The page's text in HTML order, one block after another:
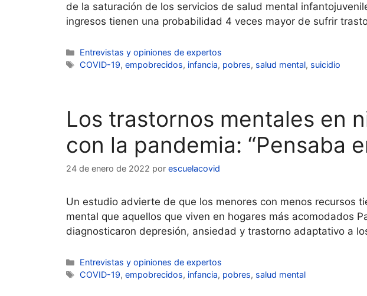
de la saturación de los servicios de salud mental
ingresos tienen una probabilidad 4 veces mayor de sufrir
Categorías
Entrevistas y opiniones de expertos
Etiquetas
COVID-19,empobrecidos, infancia, pobres, salud mental, suicidio
Los trastornos mentales en
con la pandemia: “Pensaba
24 de enero de 2022 por escuelacovid
Un estudio advierte de que los menores con menos recursos
mental que aquellos que viven en hogares más acomodados
diagnosticaron depresión, ansiedad y trastorno adaptativo a
Categorías
Entrevistas y opiniones de expertos
Etiquetas
COVID-19,empobrecidos, infancia, pobres, salud mental